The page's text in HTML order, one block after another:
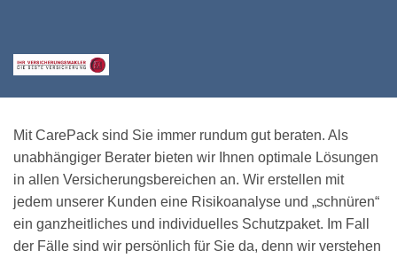
Mit CarePack sind Sie immer rundum gut beraten. Als
unabhängiger Berater bieten wir Ihnen optimale Lösungen
in allen Versicherungsbereichen an. Wir erstellen mit
jedem unserer Kunden eine Risikoanalyse und „schnüren“
ein ganzheitliches und individuelles Schutzpaket. Im Fall
der Fälle sind wir persönlich für Sie da, denn wir verstehen